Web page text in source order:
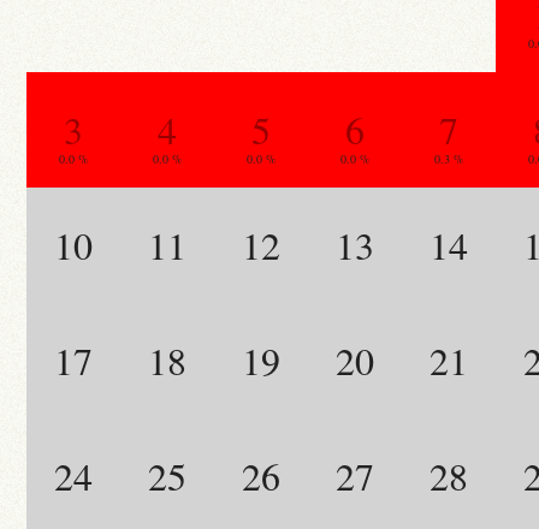
3
0.0 %
4
0.0 %
5
0.0 %
6
0.0 %
7
0.3 %
10 11 12 13 14
17 18 19 20 21
24 25 26 27 28